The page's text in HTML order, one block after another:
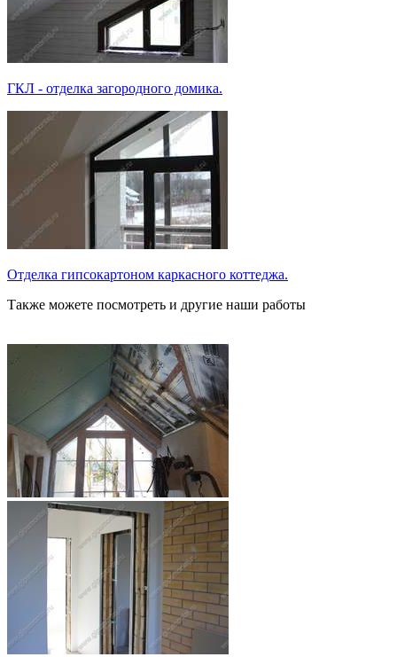
ГКЛ - отделка загородного домика.
Отделка гипсокартоном каркасного коттеджа.
Также можете посмотреть и другие наши работы